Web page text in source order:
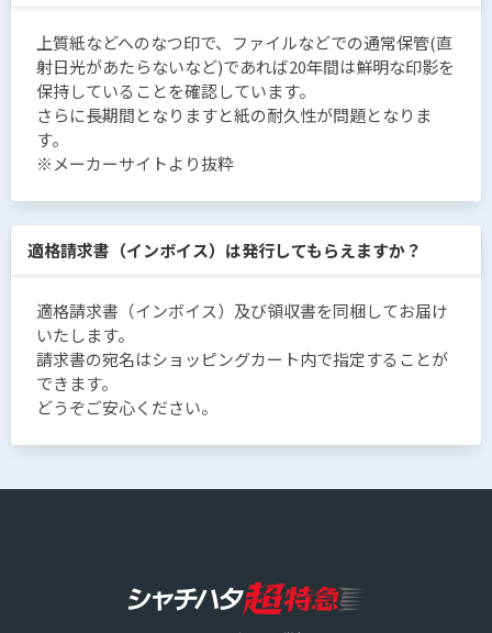
上質紙などへのなつ印で、ファイルなどでの通常保管(直
射日光があたらないなど)であれば20年間は鮮明な印影を
保持していることを確認しています。
さらに長期間となりますと紙の耐久性が問題となりま
す。
※メーカーサイトより抜粋
適格請求書（インボイス）は発行してもらえますか？
適格請求書（インボイス）及び領収書を同梱してお届け
いたします。
請求書の宛名はショッピングカート内で指定することが
できます。
どうぞご安心ください。